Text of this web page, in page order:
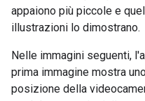
appaiono più piccole e
illustrazioni lo dimostrano.
Nelle immagini seguenti,
prima immagine mostra
posizione della